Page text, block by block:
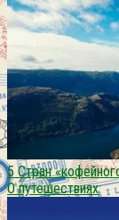
5 Стран
О путешествиях